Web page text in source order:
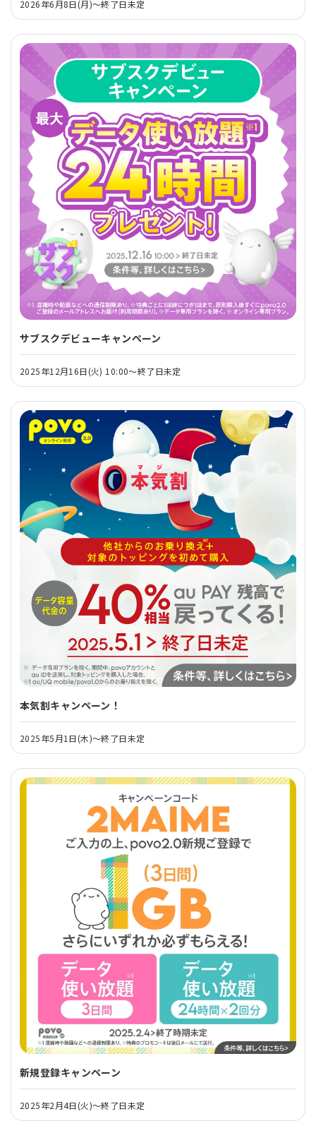
2026年6月8日(月)～終了日未定
サブスクデビューキャンペーン
2025年12月16日(火) 10:00～終了日未定
本気割キャンペーン！
2025年5月1日(木)～終了日未定
新規登録キャンペーン
2025年2月4日(火)～終了日未定